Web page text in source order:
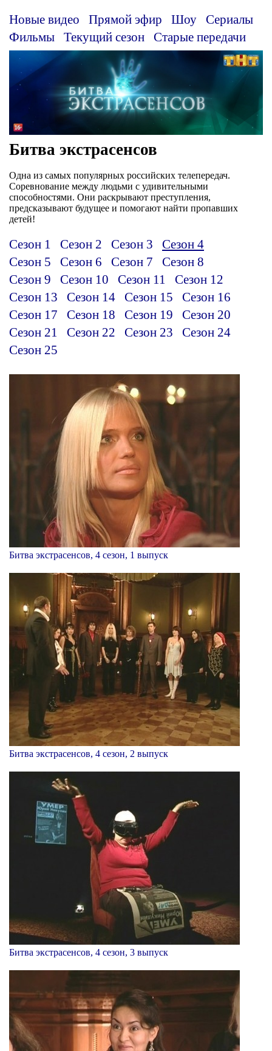
Новые видео Прямой эфир Шоу
Сериалы
Фильмы
Текущий сезон Старые передачи
Битва экстрасенсов
Одна из самых популярных российских телепередач.
Соревнование между людьми с удивительными
способностями. Они раскрывают преступления,
предсказывают будущее и помогают найти пропавших
детей!
Сезон 1 Сезон 2 Сезон 3
Сезон 4
Сезон 5
Сезон 6 Сезон 7
Сезон 8
Сезон 9
Сезон 10 Сезон 11
Сезон 12
Сезон 13
Сезон 14 Сезон 15
Сезон 16
Сезон 17
Сезон 18 Сезон 19
Сезон 20
Сезон 21
Сезон 22 Сезон 23
Сезон 24
Сезон 25
Битва экстрасенсов, 4 сезон, 1 выпуск
Битва экстрасенсов, 4 сезон, 2 выпуск
Битва экстрасенсов, 4 сезон, 3 выпуск